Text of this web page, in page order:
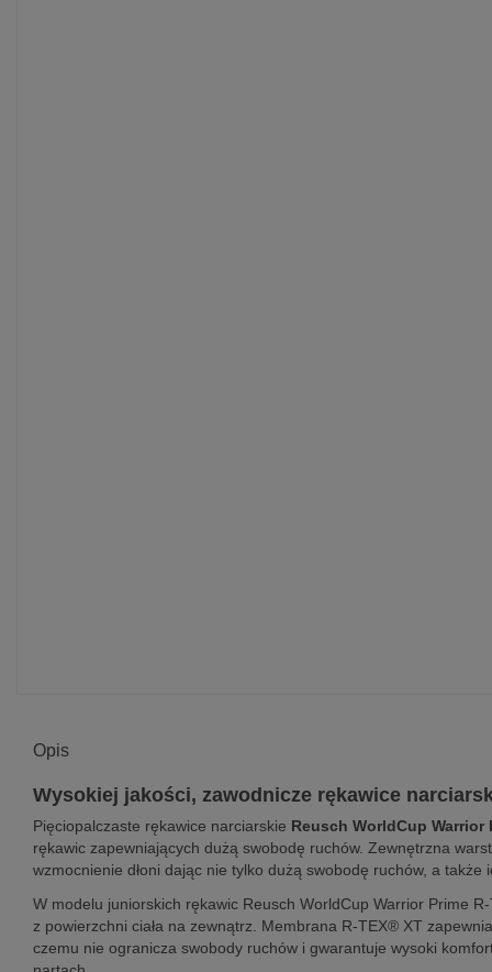
Opis
Wysokiej jakości, zawodnicze rękawice
Pięciopalczaste rękawice narciarskie Reusch WorldCup Warrior
rękawic zapewniających dużą swobodę ruchów. Zewnętrzna
wzmocnienie dłoni dając nie tylko dużą swobodę ruchów, a
W modelu juniorskich rękawic Reusch WorldCup Warrior Prime
z powierzchni ciała na zewnątrz. Membrana R-TEX® XT
czemu nie ogranicza swobody ruchów i gwarantuje wysoki